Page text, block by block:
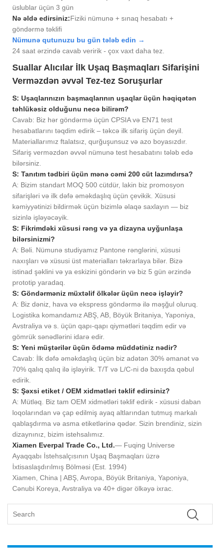
üslublar üçün 3 gün
Nə əldə edirsiniz:Fiziki nümunə + sınaq hesabatı +
göndərmə təklifi
Nümunə qutunuzu bu gün tələb edin →
24 saat ərzində cavab veririk - çox vaxt daha tez.
Suallar Alıcılar İlk Uşaq Başmaqları Sifarişini
Verməzdən əvvəl Tez-tez Soruşurlar
S: Uşaqlarınızın başmaqlarının uşaqlar üçün həqiqətən
təhlükəsiz olduğunu necə bilirəm?
Cavab: Biz hər göndərmə üçün CPSIA və EN71 test
hesabatlarını təqdim edirik – təkcə ilk sifariş üçün deyil.
Materiallarımız ftalatsız, qurğuşunsuz və azo boyasızdır.
Sifariş verməzdən əvvəl nümunə test hesabatını tələb edə
bilərsiniz.
S: Tanıtım tədbiri üçün mənə cəmi 200 cüt lazımdırsa?
A: Bizim standart MOQ 500 cütdür, lakin biz promosyon
sifarişləri və ilk dəfə əməkdaşlıq üçün çevikik. Xüsusi
kəmiyyətinizi bildirmək üçün bizimlə əlaqə saxlayın — biz
sizinlə işləyəcəyik.
S: Fikrimdəki xüsusi rəng və ya dizayna uyğunlaşa
bilərsinizmi?
A: Bəli. Nümunə studiyamız Pantone rənglərini, xüsusi
naxışları və xüsusi üst materialları təkrarlaya bilər. Bizə
istinad şəklini və ya eskizini göndərin və biz 5 gün ərzində
prototip yaradaq.
S: Göndərməniz müxtəlif ölkələr üçün necə işləyir?
A: Biz dəniz, hava və ekspress göndərmə ilə məşğul oluruq.
Logistika komandamız ABŞ, AB, Böyük Britaniya, Yaponiya,
Avstraliya və s. üçün qapı-qapı qiymətləri təqdim edir və
gömrük sənədlərini idarə edir.
S: Yeni müştərilər üçün ödəmə müddətiniz nədir?
Cavab: İlk dəfə əməkdaşlıq üçün biz adətən 30% əmanət və
70% qalıq qalıq ilə işləyirik. T/T və L/C-ni də baxışda qəbul
edirik.
S: Şəxsi etiket / OEM xidmətləri təklif edirsiniz?
A: Mütləq. Biz tam OEM xidmətləri təklif edirik - xüsusi daban
loqolarından və çap edilmiş ayaq altlarından tutmuş markalı
qablaşdırma və asma etiketlərinə qədər. Sizin brendiniz, sizin
dizaynınız, bizim istehsalımız.
Xiamen Everpal Trade Co., Ltd.— Fuqing Universe
Ayaqqabı İstehsalçısının Uşaq Başmaqları üzrə
İxtisaslaşdırılmış Bölməsi (Est. 1994)
Xiamen, China | ABŞ, Avropa, Böyük Britaniya, Yaponiya,
Cənubi Koreya, Avstraliya və 40+ digər ölkəyə ixrac.